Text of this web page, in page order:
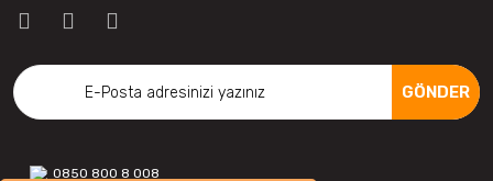
GÖNDER
0850 800 8 008